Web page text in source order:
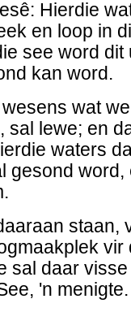
Hierdie
en loop in
see word dit
kan word.
wat
sal lewe; en
waters
gesond
staan,
vir
sal daar
'n menigte.